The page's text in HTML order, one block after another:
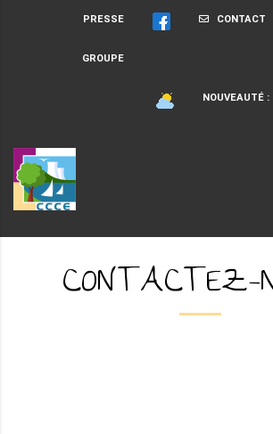
CONTACT
PRESSE
GROUPE
NOUVEAUTÉ :
CONTACTEZ-